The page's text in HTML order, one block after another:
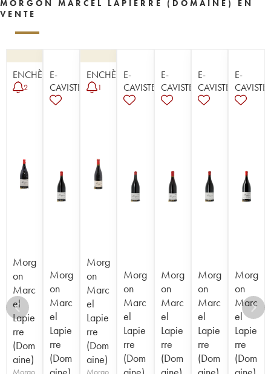
MORGON MARCEL LAPIERRE (DOMAINE) EN
VENTE
ENCHÈRE
2
Morg
on
Marc
el
Lapie
rre
(Dom
aine)
Morgo
E-
CAVISTE
Morg
on
Marc
el
Lapie
rre
(Dom
ENCHÈRE
1
Morg
on
Marc
el
Lapie
rre
(Dom
aine)
Morgo
E-
CAVISTE
Morg
on
Marc
el
Lapie
rre
(Dom
E-
CAVISTE
Morg
on
Marc
el
Lapie
rre
(Dom
E-
CAVISTE
Morg
on
Marc
el
Lapie
rre
(Dom
E-
CAVISTE
Morg
on
Marc
el
Lapie
rre
(Dom